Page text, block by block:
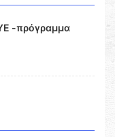
-πρόγραμμα